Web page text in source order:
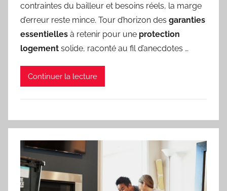
contraintes du bailleur et besoins réels, la marge
d’erreur reste mince. Tour d’horizon des garanties
essentielles à retenir pour une protection
logement solide, raconté au fil d’anecdotes …
Continuer la lecture